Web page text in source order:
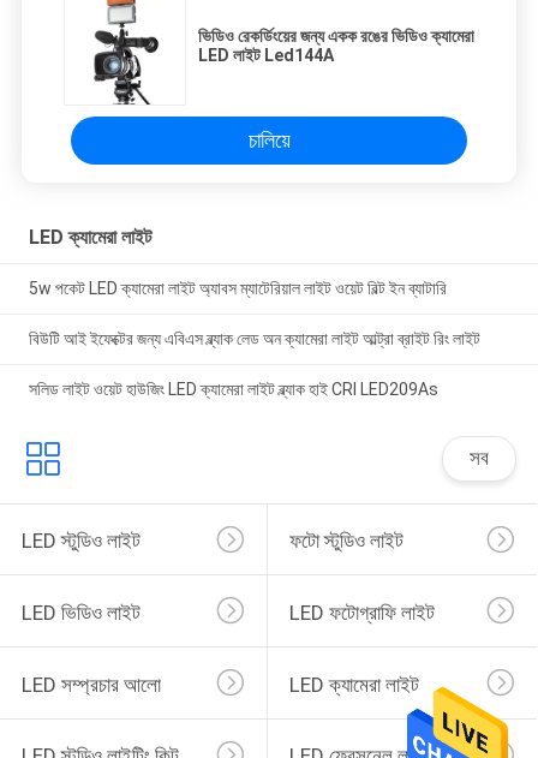
ভিডিও রেকর্ডিংয়ের জন্য একক রঙের ভিডিও ক্যামেরা
LED লাইট Led144A
চালিয়ে
LED ক্যামেরা লাইট
5w পকেট LED ক্যামেরা লাইট অ্যাবস ম্যাটেরিয়াল লাইট ওয়েট বিল্ট ইন ব্যাটারি
বিউটি আই ইফেক্টের জন্য এবিএস ব্ল্যাক লেড অন ক্যামেরা লাইট আল্ট্রা ব্রাইট রিং লাইট
সলিড লাইট ওয়েট হাউজিং LED ক্যামেরা লাইট ব্ল্যাক হাই CRI LED209As
সব
LED স্টুডিও লাইট ফটো স্টুডিও লাইট
LED ভিডিও লাইট LED ফটোগ্রাফি লাইট
LED সম্প্রচার আলো LED ক্যামেরা লাইট